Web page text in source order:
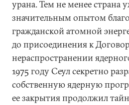
урана. Тем не менее страна
значительным опытом
гражданской атомной
до присоединения к
нераспространении
1975 году Сеул секретно
собственную ядерную
ее закрытия продолжил